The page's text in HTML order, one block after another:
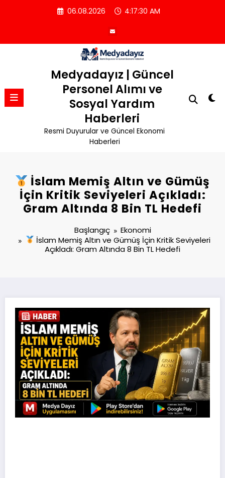
06.08.2026 4:17:31 AM
Medyadayız | Güncel
Personel Alımı ve
Sosyal Yardım
Haberleri
Resmi Duyurular ve Güncel Ekonomi
Haberleri
İslam Memiş Altın ve Gümüş
İçin Kritik Seviyeleri Açıkladı:
Gram Altında 8 Bin TL Hedefi
Başlangıç
Ekonomi
İslam Memiş Altın ve Gümüş İçin Kritik Seviyeleri
Açıkladı: Gram Altında 8 Bin TL Hedefi